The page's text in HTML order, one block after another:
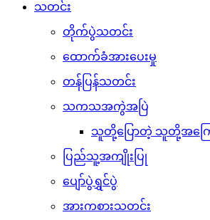
သတင်း
တိုက်ပွဲသတင်း
ထောက်ခံအားပေးမှု
တန်ပြန်သတင်း
သကသအကွဲအပြဲ
သူတို့ပြောတဲ့ သူတို့အကြေ
ပြည်သူ့အကျိုးပြု
ပျော်ပွဲရွှင်ပွဲ
အားကစားသတင်း